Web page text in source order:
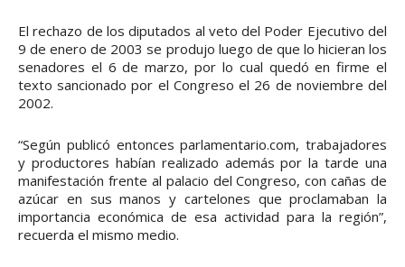
El rechazo de los diputados al veto del Poder Ejecutivo del
9 de enero de 2003 se produjo luego de que lo hicieran los
senadores el 6 de marzo, por lo cual quedó en firme el
texto sancionado por el Congreso el 26 de noviembre del
2002.
“Según publicó entonces parlamentario.com, trabajadores
y productores habían realizado además por la tarde una
manifestación frente al palacio del Congreso, con cañas de
azúcar en sus manos y cartelones que proclamaban la
importancia económica de esa actividad para la región”,
recuerda el mismo medio.